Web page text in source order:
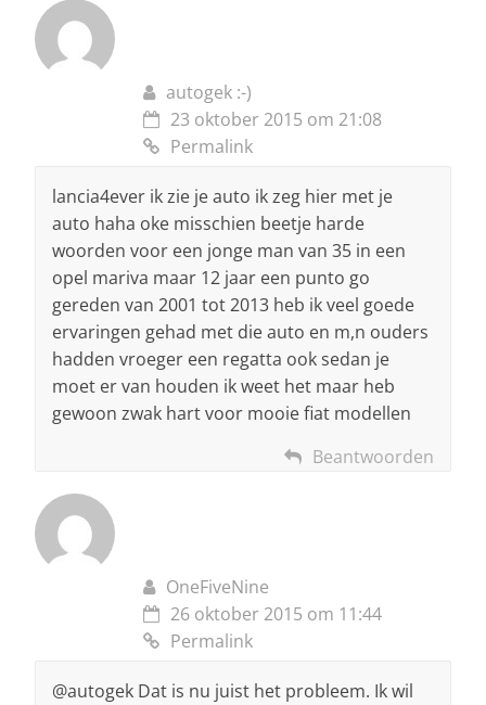
autogek :-)
23 oktober 2015 om 21:08
Permalink
lancia4ever ik zie je auto ik zeg hier met je
auto haha oke misschien beetje harde
woorden voor een jonge man van 35 in een
opel mariva maar 12 jaar een punto go
gereden van 2001 tot 2013 heb ik veel goede
ervaringen gehad met die auto en m,n ouders
hadden vroeger een regatta ook sedan je
moet er van houden ik weet het maar heb
gewoon zwak hart voor mooie fiat modellen
Beantwoorden
OneFiveNine
26 oktober 2015 om 11:44
Permalink
@autogek Dat is nu juist het probleem. Ik wil